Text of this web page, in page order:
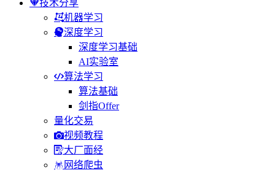
技术分享
机器学习
深度学习
深度学习基础
AI实验室
算法学习
算法基础
剑指Offer
量化交易
视频教程
大厂面经
网络爬虫